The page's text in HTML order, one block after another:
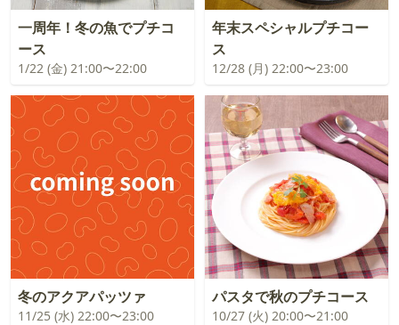
一周年！冬の魚でプチコ
ース
1/22 (金) 21:00〜22:00
年末スペシャルプチコー
ス
12/28 (月) 22:00〜23:00
冬のアクアパッツァ
11/25 (水) 22:00〜23:00
パスタで秋のプチコース
10/27 (火) 20:00〜21:00